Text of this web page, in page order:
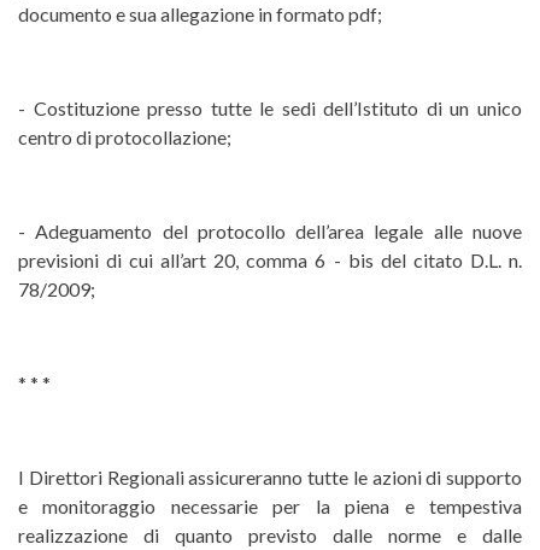
documento e sua allegazione in formato pdf;
- Costituzione presso tutte le sedi dell’Istituto di un unico
centro di protocollazione;
- Adeguamento del protocollo dell’area legale alle nuove
previsioni di cui all’art 20, comma 6 - bis del citato D.L. n.
78/2009;
* * *
I Direttori Regionali assicureranno tutte le azioni di supporto
e monitoraggio necessarie per la piena e tempestiva
realizzazione di quanto previsto dalle norme e dalle